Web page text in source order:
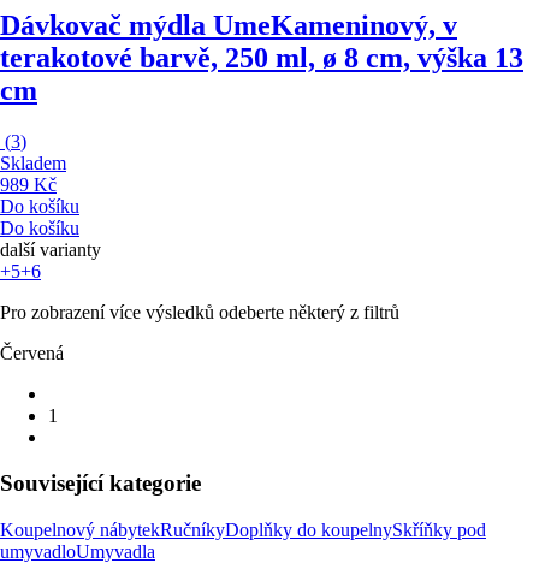
Dávkovač mýdla UmeKameninový, v
terakotové barvě, 250 ml, ø 8 cm, výška 13
cm
(3)
Skladem
989 Kč
Do košíku
Do košíku
další varianty
+5+6
Pro zobrazení více výsledků odeberte některý z filtrů
Červená
1
Související kategorie
Koupelnový nábytekRučníkyDoplňky do koupelnySkříňky pod
umyvadloUmyvadla